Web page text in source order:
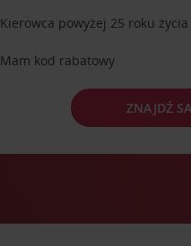
Kierowca powyżej 25 roku życia
Mam kod rabatowy
ZNAJDŹ